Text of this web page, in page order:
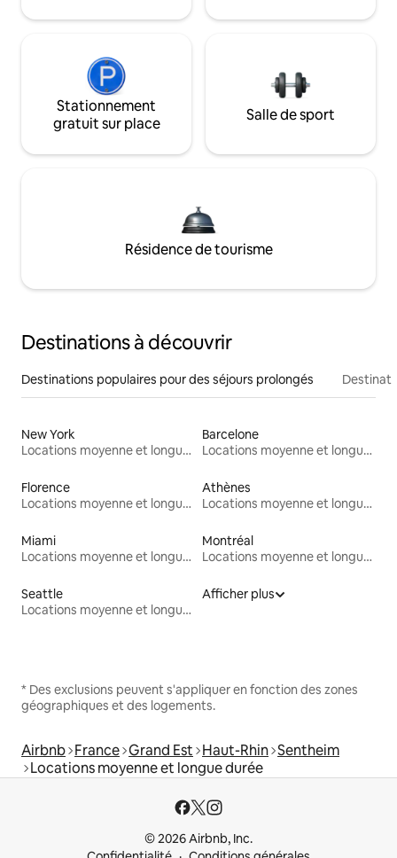
Stationnement
gratuit sur place
Salle de sport
Résidence de tourisme
Destinations à découvrir
Destinations populaires pour des séjours prolongés
New York
Locations moyenne et longue durée
Barcelone
Locations moyenne et longue durée
Florence
Locations moyenne et longue durée
Athènes
Locations moyenne et longue durée
Miami
Locations moyenne et longue durée
Montréal
Locations moyenne et longue durée
Seattle
Locations moyenne et longue durée
Afficher plus
* Des exclusions peuvent s'appliquer en fonction des zones
géographiques et des logements.
Airbnb France Grand Est Haut-Rhin Sentheim
Locations moyenne et longue durée
© 2026 Airbnb, Inc.